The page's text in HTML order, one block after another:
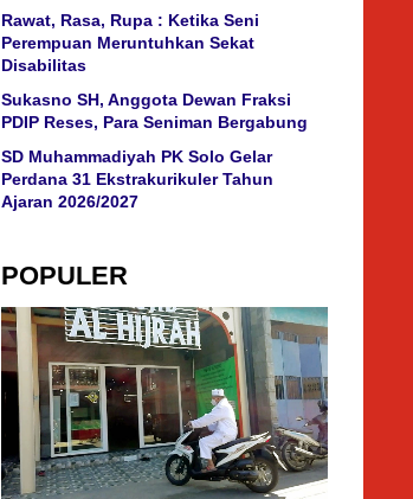
Rawat, Rasa, Rupa : Ketika Seni
Perempuan Meruntuhkan Sekat
Disabilitas
Sukasno SH, Anggota Dewan Fraksi
PDIP Reses, Para Seniman Bergabung
SD Muhammadiyah PK Solo Gelar
Perdana 31 Ekstrakurikuler Tahun
Ajaran 2026/2027
POPULER